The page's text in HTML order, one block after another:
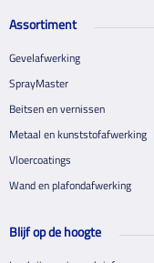
Assortiment
Gevelafwerking
SprayMaster
Beitsen en vernissen
Metaal en kunststofafwerking
Vloercoatings
Wand en plafondafwerking
Blijf op de hoogte